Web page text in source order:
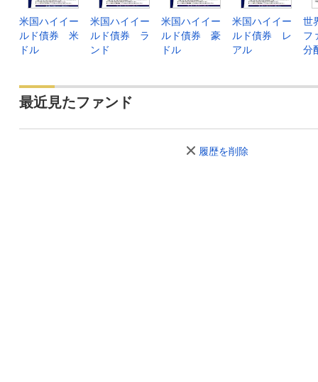
米国ハイイー
ルド債券 米
ドル
米国ハイイー
ルド債券 ラ
ンド
米国ハイイー
ルド債券 豪
ドル
米国ハイイー
ルド債券 レ
アル
世
フ
分
最近見たファンド
履歴を削除